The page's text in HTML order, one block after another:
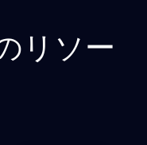
リソー